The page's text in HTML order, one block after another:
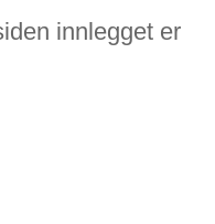
innlegget er